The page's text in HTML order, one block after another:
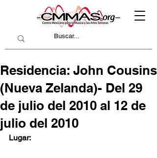
Residencia: John Cousins
(Nueva Zelanda)- Del 29
de julio del 2010 al 12 de
julio del 2010
Lugar: